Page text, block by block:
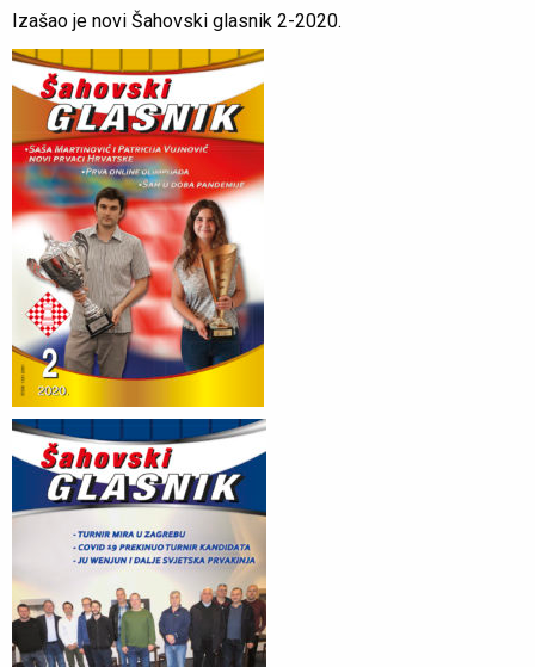
Izašao je novi Šahovski glasnik 2-2020.